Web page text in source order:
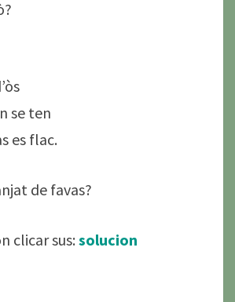
se ten
es flac.
de favas?
clicar sus: solucion